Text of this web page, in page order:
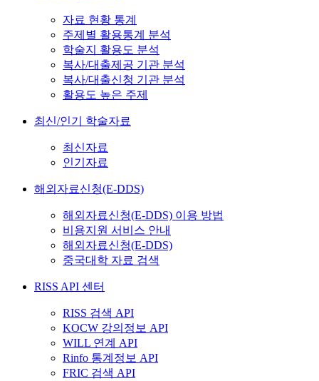
자료 현황 통계
주제별 활용통계 분석
학술지 활용도 분석
복사/대출제공 기관 분석
복사/대출신청 기관 분석
활용도 높은 주제
최신/인기 학술자료
최신자료
인기자료
해외자료신청(E-DDS)
해외자료신청(E-DDS) 이용 방법
비용지원 서비스 안내
해외자료신청(E-DDS)
중국대학 자료 검색
RISS API 센터
RISS 검색 API
KOCW 강의정보 API
WILL 연계 API
Rinfo 통계정보 API
FRIC 검색 API